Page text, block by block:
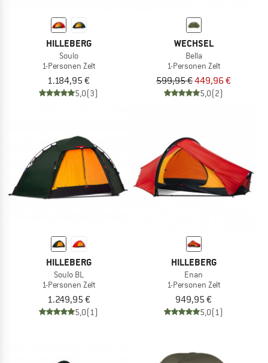
HILLEBERG
Soulo
1-Personen Zelt
1.184,95 €
5,0(3)
WECHSEL
Bella
1-Personen Zelt
599,95 €449,96 €
5,0(2)
HILLEBERG
Soulo BL
1-Personen Zelt
1.249,95 €
5,0(1)
HILLEBERG
Enan
1-Personen Zelt
949,95 €
5,0(1)